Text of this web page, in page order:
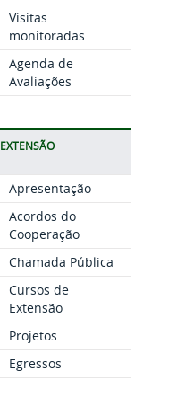
Visitas
monitoradas
Agenda de
Avaliações
EXTENSÃO
Apresentação
Acordos do
Cooperação
Chamada Pública
Cursos de
Extensão
Projetos
Egressos